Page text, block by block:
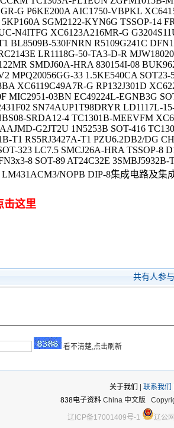
G P6KE200A AIC1750-VBPKL
SGM2122-KYN6G TSSOP-14
N4ITFG XC6123A216MR-G
BL8509B-530FNRN R5109G241C
LR1118G-50-TA3-D-R
SMDJ60A-HRA 830154I-08
MPQ20056GG-33 1.5KE540CA
XC6119C49A7R-G RP132J301D
MIC2951-03BN EC49224L-EGNB3G
SN74AUP1T98DRYR LD1117L-
SRDA12-4 TC1301B-MEEVFM
G2JT2U 1N5253B SOT-416
T1 RS5RJ3427A-T1 PZU6.2DB2/DG
323 LC7.5 SMCJ26A-HRA TSSOP-8
8 SOT-89 AT24C32E 3SMBJ5932B-
LM431ACM3/NOPB DIP-8集成电路及集
击这里
共有人参
看不清楚,点击刷新
关于我们 联系我们
838电子资料China 中文版
辽ICP备17001409号-1 辽公